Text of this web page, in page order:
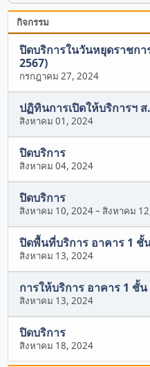
กิจกรรม
ปิดบริการในวันหยุดราชก
2567)
กรกฎาคม 27, 2024
ปฏิทินการเปิดให้บริการฯ
สิงหาคม 01, 2024
ปิดบริการ
สิงหาคม 04, 2024
ปิดบริการ
สิงหาคม 10, 2024– สิงหาคม
ปิดพื้นที่บริการ อาคาร 1 ชั้
สิงหาคม 13, 2024
การให้บริการ อาคาร 1 ชั้
สิงหาคม 13, 2024
ปิดบริการ
สิงหาคม 18, 2024